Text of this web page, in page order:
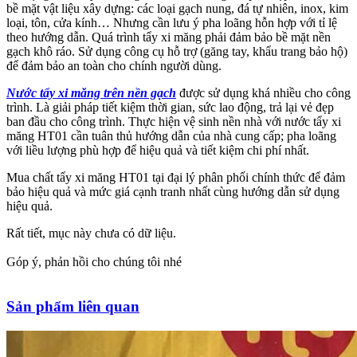
bề mặt vật liệu xây dựng: các loại gạch nung, đá tự nhiên, inox, kim
loại, tôn, cửa kính… Nhưng cần lưu ý pha loãng hỗn hợp với tỉ lệ
theo hướng dẫn. Quá trình tẩy xi măng phải đảm bảo bề mặt nền
gạch khô ráo. Sử dụng công cụ hỗ trợ (găng tay, khẩu trang bảo hộ)
để đảm bảo an toàn cho chính người dùng.
Nước tẩy xi măng trên nền gạch được sử dụng khá nhiều cho công
trình. Là giải pháp tiết kiệm thời gian, sức lao động, trả lại vẻ đẹp
ban đầu cho công trình. Thực hiện vệ sinh nền nhà với nước tẩy xi
măng HT01 cần tuân thủ hướng dẫn của nhà cung cấp; pha loãng
với liều lượng phù hợp để hiệu quả và tiết kiệm chi phí nhất.
Mua chất tẩy xi măng HT01 tại đại lý phân phối chính thức để đảm
bảo hiệu quả và mức giá cạnh tranh nhất cùng hướng dẫn sử dụng
hiệu quả.
Rất tiết, mục này chưa có dữ liệu.
Góp ý, phản hồi cho chúng tôi nhé
Sản phẩm liên quan